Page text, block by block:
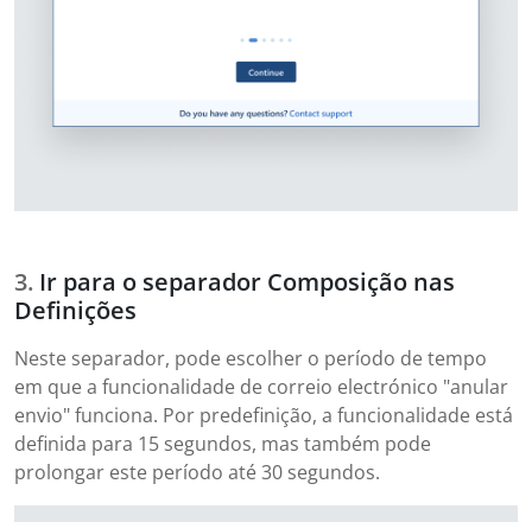
Ir para o separador Composição nas
Definições
Neste separador, pode escolher o período de tempo
em que a funcionalidade de correio electrónico "anular
envio" funciona. Por predefinição, a funcionalidade está
definida para 15 segundos, mas também pode
prolongar este período até 30 segundos.